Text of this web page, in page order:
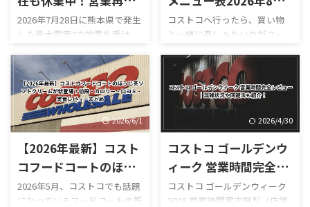
はいつ？地震後の店
内・ガスステーション
営業時間まとめ
2026年7月28日に熊本県で発生
した最大震度7の地震を受け、
コストコ熊本御船倉庫店は現
在も臨時休業しています。
「今日コストコ熊本はやって
る？」 「営業再開はいつ？」
「店内はどうなっている？」
「ガソリンだけ入れられ
る？」 「フードコートは使え
る？」 と気になっている人も
多いのではないでしょうか。
点では熊本御船倉庫店の売り
版！最新価格・新作・
おすすめ52選
コストコへ行ったら、買い物
と一緒に楽しみたいのがフー
ドコートです。 180円のホット
ドッグをはじめ、巨大なピザ
やプルコギベイク、ソフトクリ
ーム、季節限定スムージーな
ど、コストコならではのボリュ
ーム満点メニューが並んでいま
す。 しかも2026年は新作がか
なり豊富。 現在は、 サーモン
ポキロール ボロネーゼポテト
セージカルッツォーネ クロワ
2026/6/1
【2026年最新】コスト
コフードコートのほう
じ茶ソフトクリームが
2026年5月、コストコでも話題
になっているフードコートの新
2026/4/30
コストコ ゴールデンウ
ィーク 営業時間完全レ
ビュー｜混雑状況や回
コストコ ゴールデンウィーク
2026 営業時間案内無料（店舗